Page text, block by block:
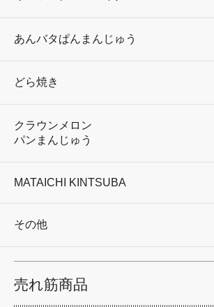
あんバタぱんまんじゅう
どら焼き
クラウンメロン
パンまんじゅう
MATAICHI KINTSUBA
その他
売れ筋商品